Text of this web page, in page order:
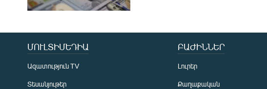
ՄՈՒԼՏԻՄԵԴԻԱ
Ազատություն TV
Տեսանյութեր
ԲԱԺԻՆՆԵՐ
Լուրեր
Քաղաքական